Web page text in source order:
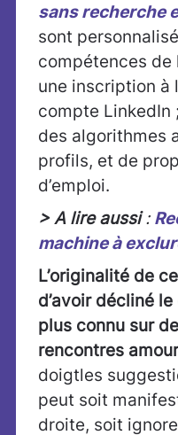
sans recherche
sont
compétences de
une inscription à
compte LinkedIn
des algorithmes
profils, et de
d’emploi.
> A lire aussi:
machine à
L’originalité de
d’avoir décliné
plus connu sur
rencontres
doigtles
peut soit
droite, soit